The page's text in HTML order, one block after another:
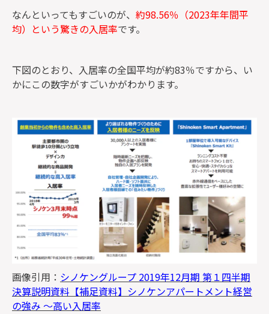
なんといってもすごいのが、 約98.56％（2023年年間平
均）という驚きの入居率です。
下図のとおり、入居率の全国平均が約83％ですから、い
かにこの数字がすごいかがわかります。
画像引用： シノケングループ 2019年12月期 第１四半期
決算説明資料【補足資料】シノケンアパートメント経営
の強み ～高い入居率